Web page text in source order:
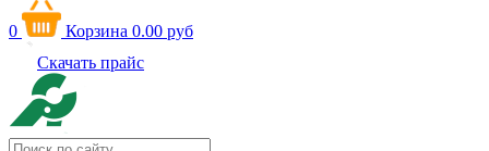
0 Корзина 0.00 руб
Скачать прайс